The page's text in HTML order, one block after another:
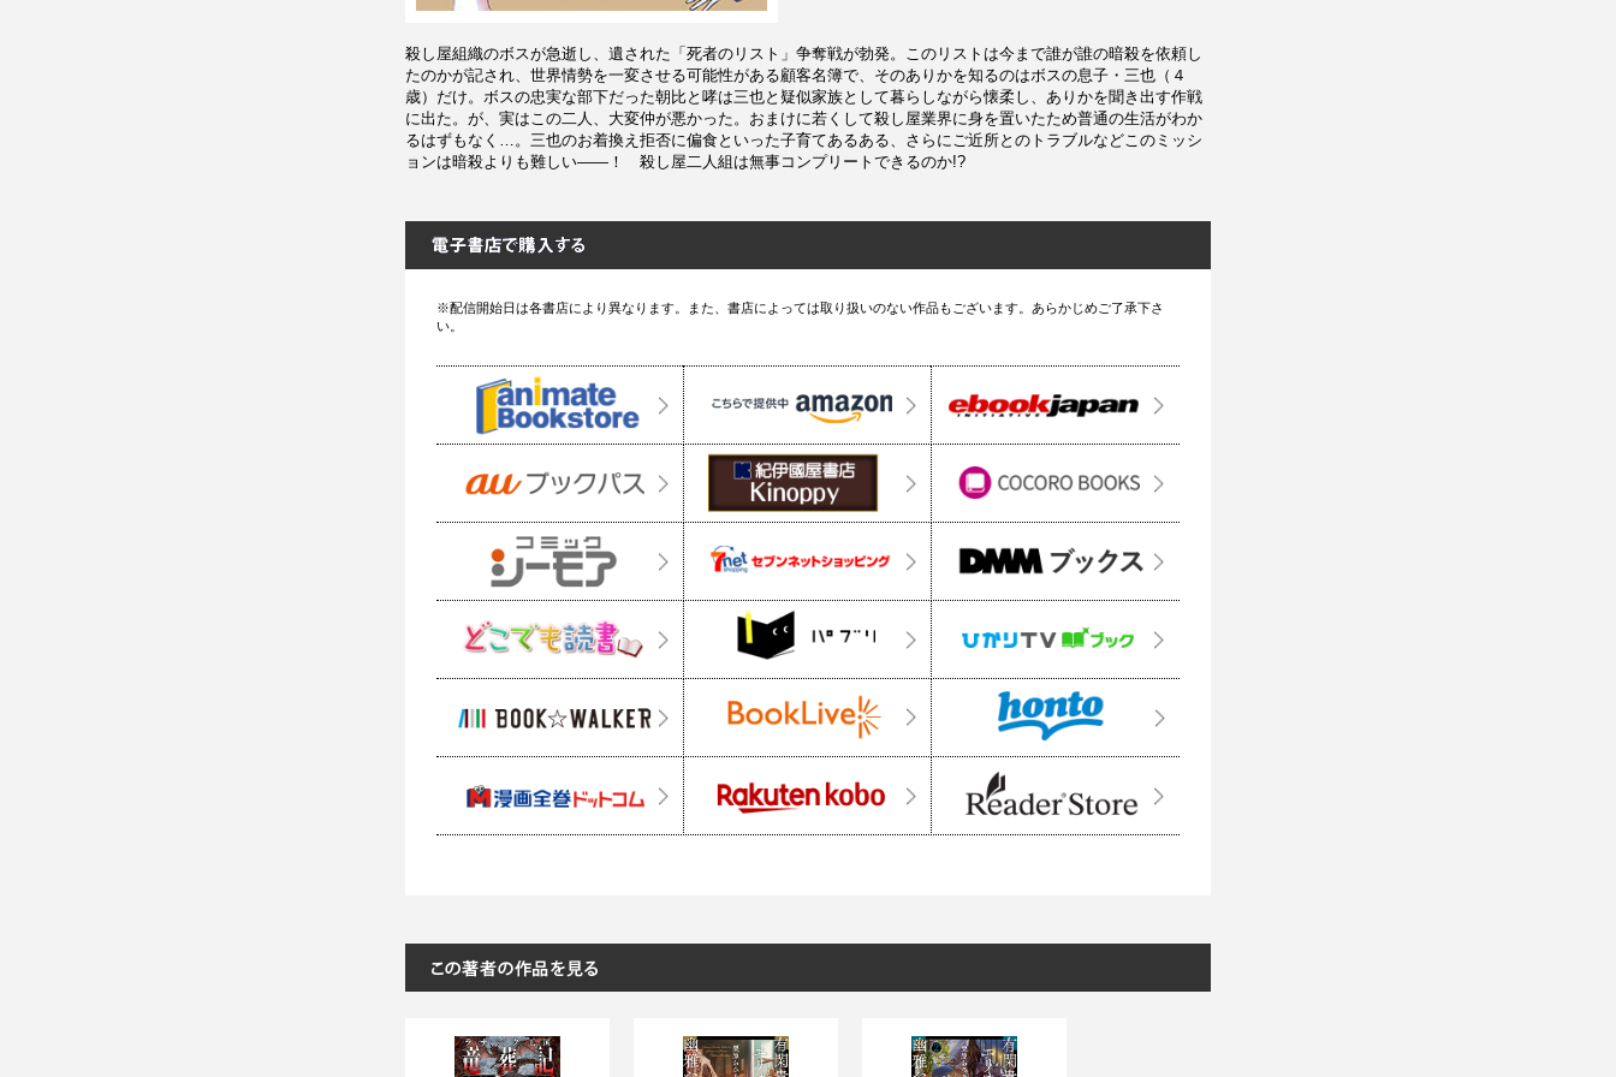
殺し屋組織のボスが急逝し、遺された「死者のリスト」争奪戦が勃発。このリストは今まで誰が誰の暗殺を依頼し
たのかが記され、世界情勢を一変させる可能性がある顧客名簿で、そのありかを知るのはボスの息子・三也（４
歳）だけ。ボスの忠実な部下だった朝比と哮は三也と疑似家族として暮らしながら懐柔し、ありかを聞き出す作戦
に出た。が、実はこの二人、大変仲が悪かった。おまけに若くして殺し屋業界に身を置いたため普通の生活がわか
るはずもなく…。三也のお着換え拒否に偏食といった子育てあるある、さらにご近所とのトラブルなどこのミッシ
ョンは暗殺よりも難しい――！ 殺し屋二人組は無事コンプリートできるのか!?
※配信開始日は各書店により異なります。また、書店によっては取り扱いのない作品もございます。あらかじめご了承下さ
い。